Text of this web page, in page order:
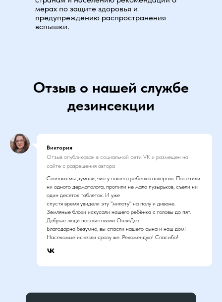
мерах по защите здоровья и
предупреждению распространения
вспышки.
Отзыв о нашей службе
дезинсекции
Виктория
Отзыв опубликован в социальной сети VK и размещен на
сайте с разрешения автора
Сначала мы думали, чио у нашего ребенка аллергия. Посетили
ни одного дерматолога, пропили не мало пузырьков, съели ни
один десяток таблеток. И уже
спустя время увидели эту "милоту" на полу и диване.
Земляные блохи искусали нашего ребёнка с головы до пят.
Добрые люди посоветовали ОнлиДез.
Благодарна безумно, вы спасли нашего сына и наш дом!
Насекомые исчезли сразу же. Рекомендую! Спасибо!